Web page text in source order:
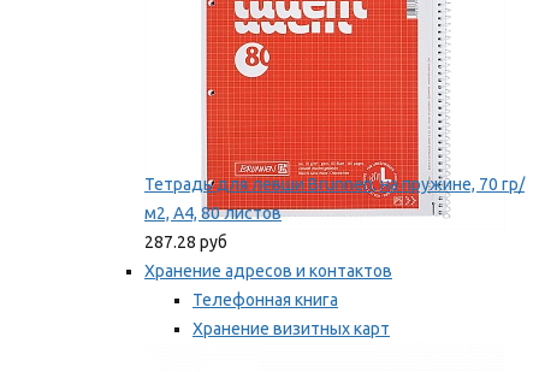
Тетрадь для левши Brunnen, на пружине, 70 гр/
м2, А4, 80 листов
287.28 руб
Хранение адресов и контактов
Телефонная книга
Хранение визитных карт